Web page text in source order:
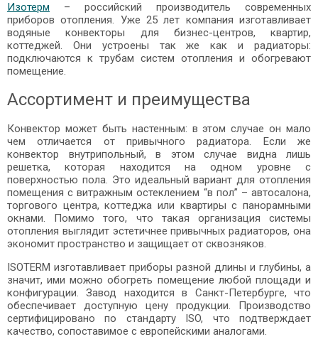
Изотерм – российский производитель современных
приборов отопления. Уже 25 лет компания изготавливает
водяные конвекторы для бизнес-центров, квартир,
коттеджей. Они устроены так же как и радиаторы:
подключаются к трубам систем отопления и обогревают
помещение.
Ассортимент и преимущества
Конвектор может быть настенным: в этом случае он мало
чем отличается от привычного радиатора. Если же
конвектор внутрипольный, в этом случае видна лишь
решетка, которая находится на одном уровне с
поверхностью пола. Это идеальный вариант для отопления
помещения с витражным остеклением “в пол” – автосалона,
торгового центра, коттеджа или квартиры с панорамными
окнами. Помимо того, что такая организация системы
отопления выглядит эстетичнее привычных радиаторов, она
экономит пространство и защищает от сквозняков.
ISOTERM изготавливает приборы разной длины и глубины, а
значит, ими можно обогреть помещение любой площади и
конфигурации. Завод находится в Санкт-Петербурге, что
обеспечивает доступную цену продукции. Производство
сертифицировано по стандарту ISO, что подтверждает
качество, сопоставимое с европейскими аналогами.